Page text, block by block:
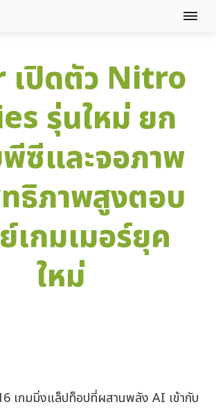
เปิดตัว Nitro
รุ่นใหม่ ยก
ซีและจอภาพ
ธิภาพสูงตอบ
เกมเมอร์ยุค
ใหม่
เกมมิ่งแล็ปท็อปที่ผสานพลัง AI เข้ากับ